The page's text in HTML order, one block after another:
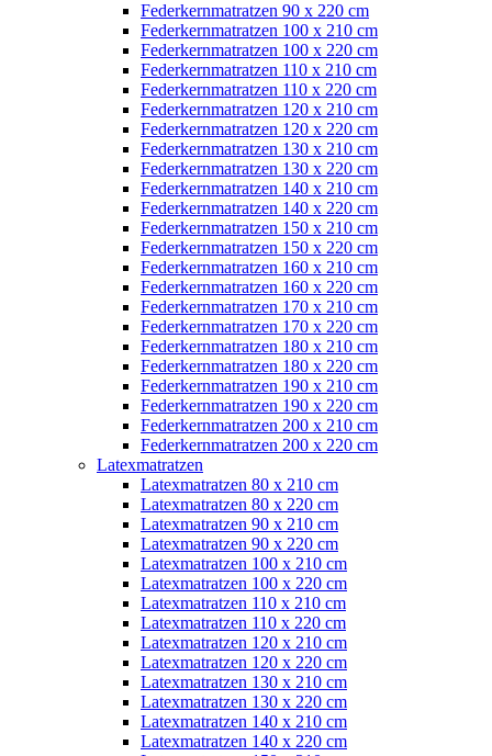
Federkernmatratzen 90 x 220 cm
Federkernmatratzen 100 x 210 cm
Federkernmatratzen 100 x 220 cm
Federkernmatratzen 110 x 210 cm
Federkernmatratzen 110 x 220 cm
Federkernmatratzen 120 x 210 cm
Federkernmatratzen 120 x 220 cm
Federkernmatratzen 130 x 210 cm
Federkernmatratzen 130 x 220 cm
Federkernmatratzen 140 x 210 cm
Federkernmatratzen 140 x 220 cm
Federkernmatratzen 150 x 210 cm
Federkernmatratzen 150 x 220 cm
Federkernmatratzen 160 x 210 cm
Federkernmatratzen 160 x 220 cm
Federkernmatratzen 170 x 210 cm
Federkernmatratzen 170 x 220 cm
Federkernmatratzen 180 x 210 cm
Federkernmatratzen 180 x 220 cm
Federkernmatratzen 190 x 210 cm
Federkernmatratzen 190 x 220 cm
Federkernmatratzen 200 x 210 cm
Federkernmatratzen 200 x 220 cm
Latexmatratzen
Latexmatratzen 80 x 210 cm
Latexmatratzen 80 x 220 cm
Latexmatratzen 90 x 210 cm
Latexmatratzen 90 x 220 cm
Latexmatratzen 100 x 210 cm
Latexmatratzen 100 x 220 cm
Latexmatratzen 110 x 210 cm
Latexmatratzen 110 x 220 cm
Latexmatratzen 120 x 210 cm
Latexmatratzen 120 x 220 cm
Latexmatratzen 130 x 210 cm
Latexmatratzen 130 x 220 cm
Latexmatratzen 140 x 210 cm
Latexmatratzen 140 x 220 cm